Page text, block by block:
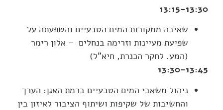
13:15-13:30
שאיבה ממקורות המים הטבעיים והשפעתה על
שפיעת מעיינות וזרימה בנחלים – אלון רימר
(המע. לחקר הכנרת, חיא"ל)
13:30-13:45
ניהול משאבי המים הטבעיים ברמת האגן: הערך
והחשיבות של שקיפות ושיתוף הציבור לאיזון בין